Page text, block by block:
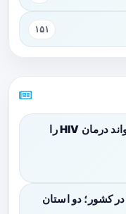
۱۵۱
قرص آزمایشی که می‌تواند درمان HIV را
کشور؛ دو استان